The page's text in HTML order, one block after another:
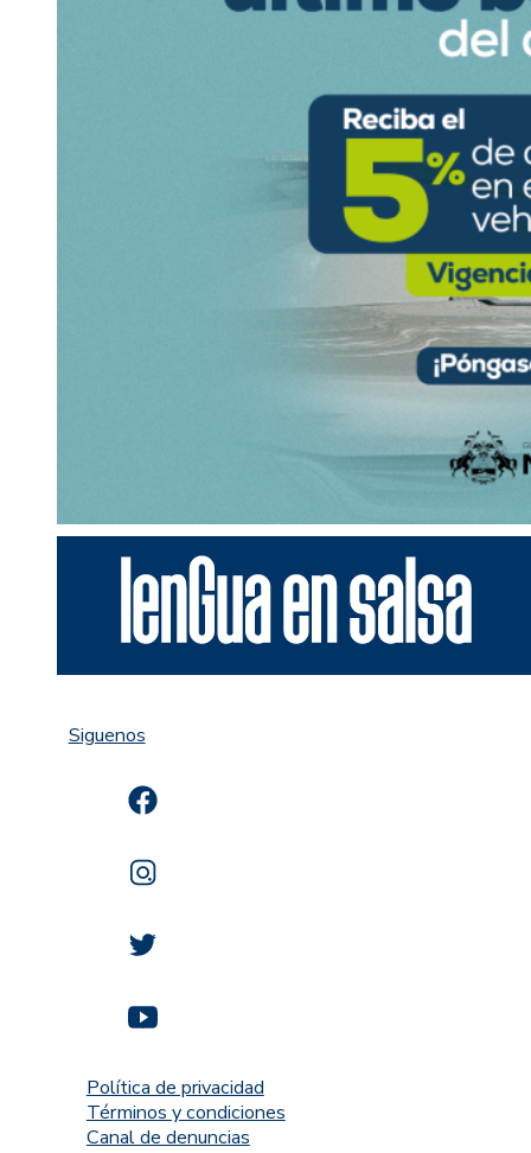
Siguenos
Política de privacidad
Términos y condiciones
Canal de denuncias